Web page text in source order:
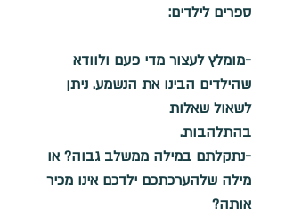
ספרים לילדים:
-מומלץ לעצור מדי פעם ולוודא
שהילדים הבינו את הנשמע. ניתן
לשאול שאלות
בהתלהבות.
-נתקלתם במילה ממשלב גבוה? או
מילה שלהערכתכם ילדכם אינו מכיר
אותה?